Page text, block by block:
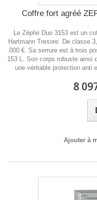
Coffre fort agréé
Le Zéphir Duo 3153 est un
Hartmann Tresore. De classe
000 €. Sa serrure est à trois
153 L. Son corps robuste ainsi
une véritable protection anti
8
Ajouter à